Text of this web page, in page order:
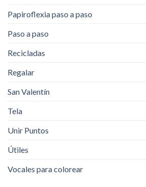
Papiroflexia paso a paso
Paso a paso
Recicladas
Regalar
San Valentín
Tela
Unir Puntos
Útiles
Vocales para colorear